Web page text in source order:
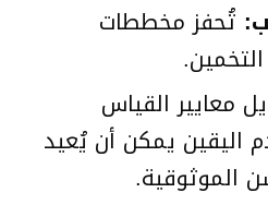
تُحفز مخططات
معايير القياس
اليقين يمكن أن يُعيد
الموثوقية.